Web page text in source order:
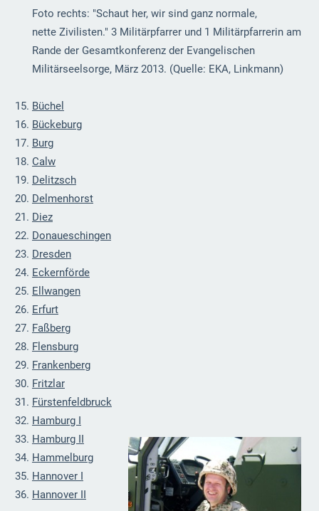
Foto rechts: "Schaut her, wir sind ganz normale,
nette Zivilisten." 3 Militärpfarrer und 1 Militärpfarrerin am
Rande der Gesamtkonferenz der Evangelischen
Militärseelsorge, März 2013. (Quelle: EKA, Linkmann)
Büchel
Bückeburg
Burg
Calw
Delitzsch
Delmenhorst
Diez
Donaueschingen
Dresden
Eckernförde
Ellwangen
Erfurt
Faßberg
Flensburg
Frankenberg
Fritzlar
Fürstenfeldbruck
Hamburg I
Hamburg II
Hammelburg
Hannover I
Hannover II